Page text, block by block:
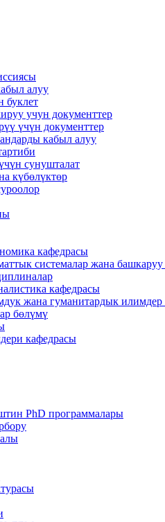
алуу
буклет
учун документтер
үчүн документтер
кабыл алуу
сунушталат
күбөлүктөр
кафедрасы
системалар жана
кафедрасы
жана гуманитардык илимдер
бөлүмү
кафедрасы
PhD программалары